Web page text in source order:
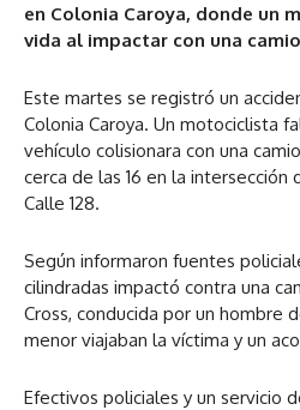
en Colonia Caroya, donde un
vida al impactar con una
Este martes se registró un
Colonia Caroya. Un motociclista
vehículo colisionara con una
cerca de las 16 en la
Calle 128.
Según informaron fuentes
cilindradas impactó contra una
Cross, conducida por un hombre
menor viajaban la víctima y un
Efectivos policiales y un servicio